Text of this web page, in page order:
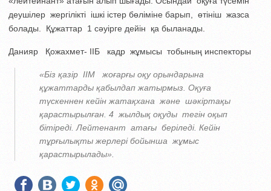
деушілер жергілікті ішкі істер бөліміне барып, өтініш жазса
болады. Құжаттар 1 сәуірге дейін қа быланады.
Данияр Қожахмет- ІІБ кадр жұмысы тобының инспекторы
«Біз қазір ІІМ жоғарғы оқу орындарына
құжаттарды қабылдап жатырмыз. Оқуға
түскеннен кейін жатақхана және шәкіртақы
қарастырылған. 4 жылдық оқуды тегін оқып
бітіреді. Лейтенант атағы беріледі. Кейін
тұрғылықты жерлері бойынша жұмыс
қарастырылады».